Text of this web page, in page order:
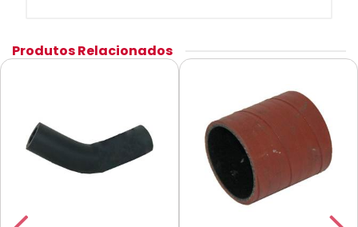
Produtos Relacionados